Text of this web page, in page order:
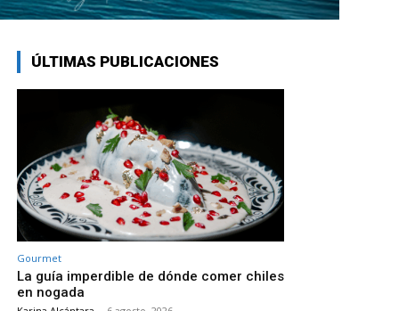
ÚLTIMAS PUBLICACIONES
Gourmet
La guía imperdible de dónde comer chiles
en nogada